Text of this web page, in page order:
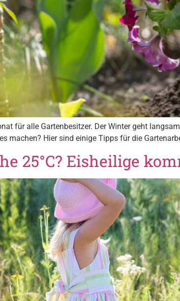
für alle Gartenbesitzer. Der Winter geht
machen? Hier sind einige Tipps für die
25°C? Eisheilige